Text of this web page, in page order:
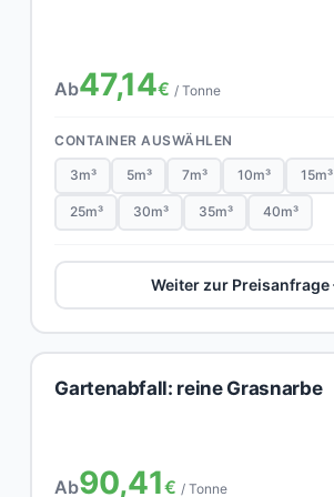
Ab47,14€ / Tonne
CONTAINER AUSWÄHLEN
3m³ 5m³ 7m³ 10m³ 15m³
25m³ 30m³ 35m³ 40m³
Weiter zur Preisanfrage
Gartenabfall: reine Grasnarbe
Ab90,41€ / Tonne